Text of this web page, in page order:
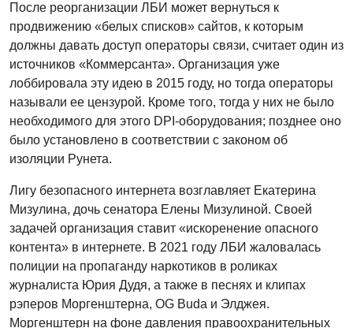
После реорганизации ЛБИ может вернуться к
продвижению «белых списков» сайтов, к которым
должны давать доступ операторы связи, считает один из
источников «Коммерсанта». Организация уже
лоббировала эту идею в 2015 году, но тогда операторы
называли ее цензурой. Кроме того, тогда у них не было
необходимого для этого DPI-оборудования; позднее оно
было установлено в соответствии с законом об
изоляции Рунета.
Лигу безопасного интернета возглавляет Екатерина
Мизулина, дочь сенатора Елены Мизулиной. Своей
задачей организация ставит «искоренение опасного
контента» в интернете. В 2021 году ЛБИ жаловалась
полиции на пропаганду наркотиков в роликах
журналиста Юрия Дудя, а также в песнях и клипах
рэперов Моргенштерна, OG Buda и Элджея.
Моргенштерн на фоне давления правоохранительных